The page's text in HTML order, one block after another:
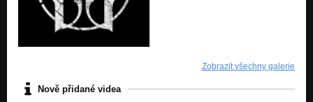
Zobrazit všechny galerie
Nově přidané videa